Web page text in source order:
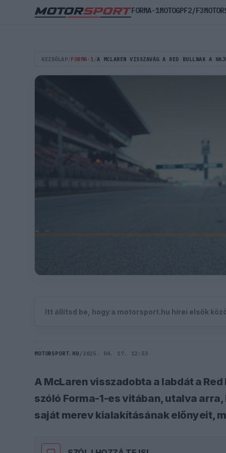
KEZDŐLAP FORMA-1 A MCLAREN VISSZAVÁG A RED BULLNAK A
Itt állítsd be, hogy a motorsport.hu hírei elsők
MOTORSPORT.HU / 2025. 04. 17. 12:53
A McLaren visszadobta a labdát a
szóló Forma-1-es vitában, utalva
saját merev kialakításának előnyeit,
FORMA-1MOTOGPF2/F3